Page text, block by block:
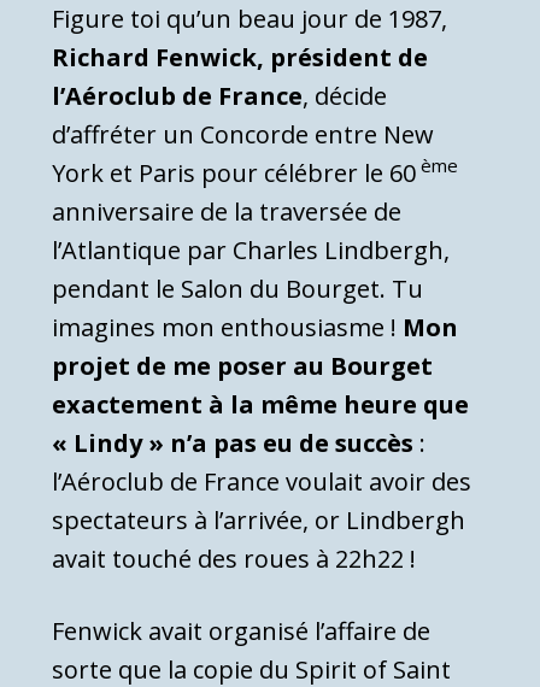
Figure toi qu’un beau jour de 1987,
Richard Fenwick, président de
l’Aéroclub de France, décide
d’affréter un Concorde entre New
York et Paris pour célébrer le 60 ème
anniversaire de la traversée de
l’Atlantique par Charles Lindbergh,
pendant le Salon du Bourget. Tu
imagines mon enthousiasme ! Mon
projet de me poser au Bourget
exactement à la même heure que
« Lindy » n’a pas eu de succès :
l’Aéroclub de France voulait avoir des
spectateurs à l’arrivée, or Lindbergh
avait touché des roues à 22h22 !
Fenwick avait organisé l’affaire de
sorte que la copie du Spirit of Saint